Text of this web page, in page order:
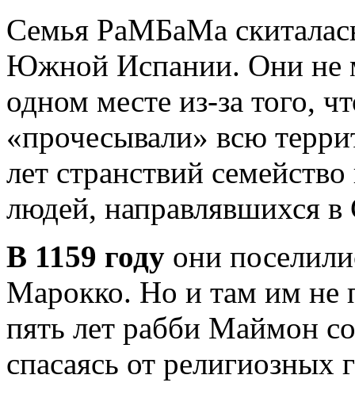
Семья РаМБаМа
Южной Испании. Они не
одном месте из-за того,
«прочесывали» всю
лет странствий
людей, направлявшихся
В 1159 году они
Марокко. Но и там им не
пять лет рабби Маймон
спасаясь от религиозных